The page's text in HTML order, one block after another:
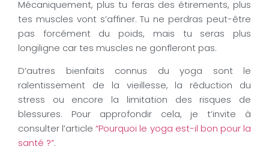
Mécaniquement, plus tu feras des étirements, plus
tes muscles vont s’affiner. Tu ne perdras peut-être
pas forcément du poids, mais tu seras plus
longiligne car tes muscles ne gonfleront pas.
D’autres bienfaits connus du yoga sont le
ralentissement de la vieillesse, la réduction du
stress ou encore la limitation des risques de
blessures. Pour approfondir cela, je t’invite à
consulter l’article“Pourquoi le yoga est-il bon pour la
santé ?”.